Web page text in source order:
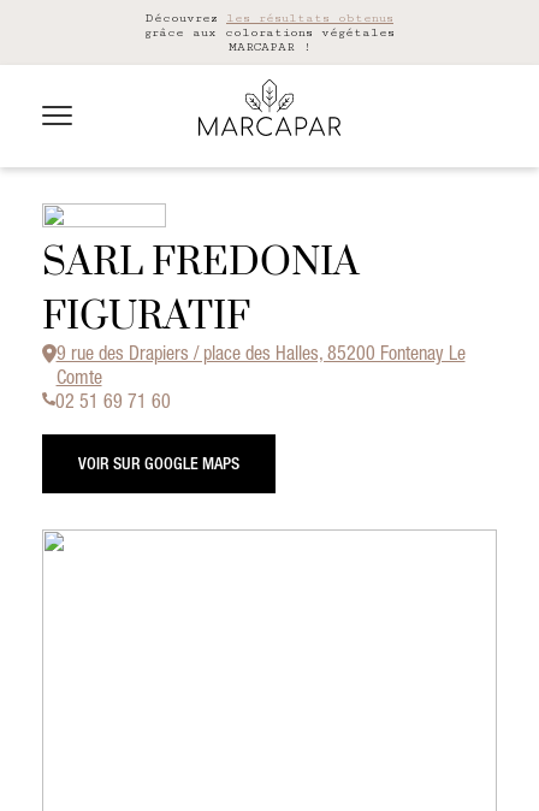
Découvrez les résultats obtenus
grâce aux colorations végétales
MARCAPAR !
SARL FREDONIA
FIGURATIF
9 rue des Drapiers / place des Halles, 85200 Fontenay Le
Comte
02 51 69 71 60
VOIR SUR GOOGLE MAPS